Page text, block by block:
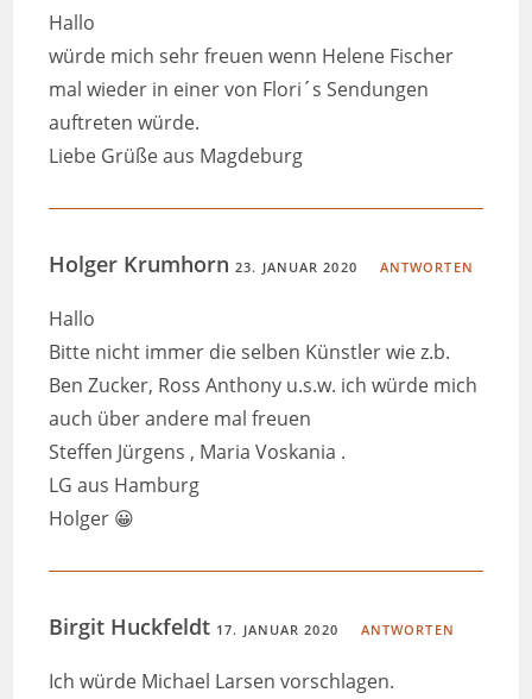
Hallo
würde mich sehr freuen wenn Helene Fischer
mal wieder in einer von Flori´s Sendungen
auftreten würde.
Liebe Grüße aus Magdeburg
Holger Krumhorn23. JANUAR 2020 ANTWORTEN
Hallo
Bitte nicht immer die selben Künstler wie z.b.
Ben Zucker, Ross Anthony u.s.w. ich würde mich
auch über andere mal freuen
Steffen Jürgens , Maria Voskania .
LG aus Hamburg
Holger 😀
Birgit Huckfeldt 17. JANUAR 2020 ANTWORTEN
Ich würde Michael Larsen vorschlagen.